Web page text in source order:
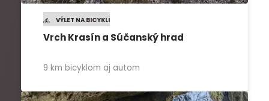
VÝLET NA BICYKLI
Vrch Krasín a Súčanský hrad
9 km bicyklom aj autom